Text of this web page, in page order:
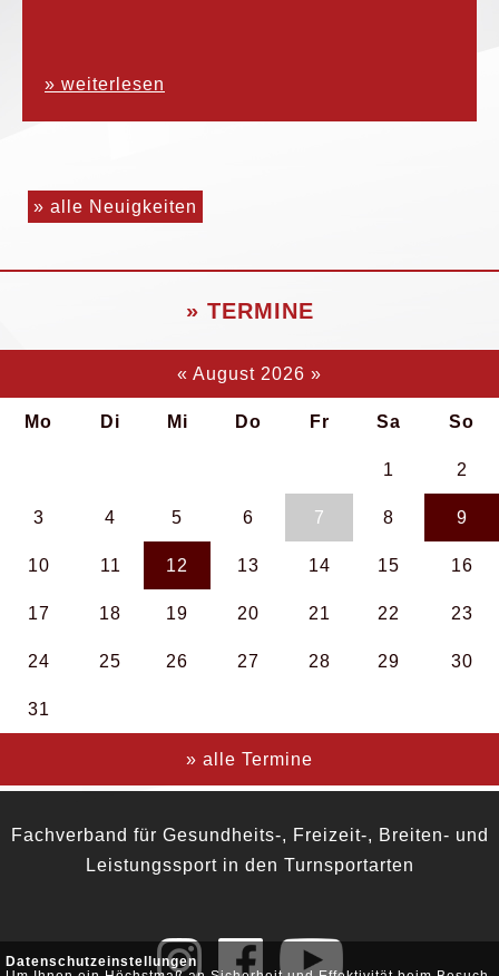
Datenschutzeinstellungen
» weiterlesen
» alle Neuigkeiten
» TERMINE
« August 2026 »
Mo Di Mi Do Fr Sa So
1 2
3 4 5 6 7 8 9
10 11 12 13 14 15 16
17 18 19 20 21 22 23
24 25 26 27 28 29 30
31
» alle Termine
Fachverband für Gesundheits-, Freizeit-, Breiten- und
Leistungssport in den Turnsportarten